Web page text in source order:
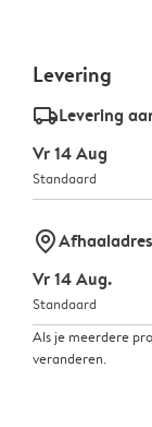
Levering
delivery_standard_v2Levering
Vr 14 Aug
Standaard
marker-pinAfhaaladres
Vr 14 Aug.
Standaard
Als je meerdere
veranderen.